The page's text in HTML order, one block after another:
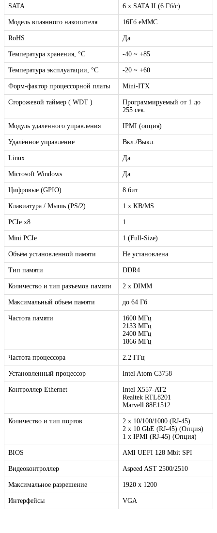
SATA 6 x SATA II (6 Гб/с)
Модель впаянного накопителя 16Гб eMMC
RoHS Да
Температура хранения, °C -40 ~ +85
Температура эксплуатации, °C -20 ~ +60
Форм-фактор процессорной платы Mini-ITX
Сторожевой таймер ( WDT )
Программируемый от 1 до
255 сек.
Модуль удаленного управления IPMI (опция)
Удалённое управление Вкл./Выкл.
Linux Да
Microsoft Windows Да
Цифровые (GPIO) 8 бит
Клавиатура / Мышь (PS/2) 1 x KB/MS
PCIe x8 1
Mini PCIe 1 (Full-Size)
Объём установленной памяти Не установлена
Тип памяти DDR4
Количество и тип разъемов памяти 2 x DIMM
Максимальный объем памяти до 64 Гб
Частота памяти
1600 МГц
2133 МГц
2400 МГц
1866 МГц
Частота процессора 2.2 ГГц
Установленный процессор Intel Atom С3758
Контроллер Ethernet
Intel X557-AT2
Realtek RTL8201
Marvell 88E1512
Количество и тип портов
2 х 10/100/1000 (RJ-45)
2 х 10 GbE (RJ-45) (Опция)
1 x IPMI (RJ-45) (Опция)
BIOS AMI UEFI 128 Mbit SPI
Видеоконтроллер Aspeed AST 2500/2510
Максимальное разрешение 1920 x 1200
Интерфейсы VGA